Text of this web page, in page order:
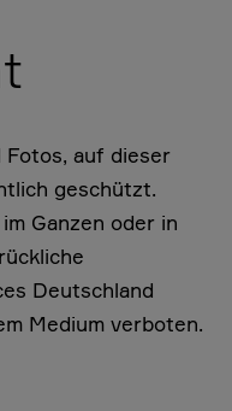
Fotos, auf dieser
geschützt.
Ganzen oder in
Deutschland
Medium verboten.